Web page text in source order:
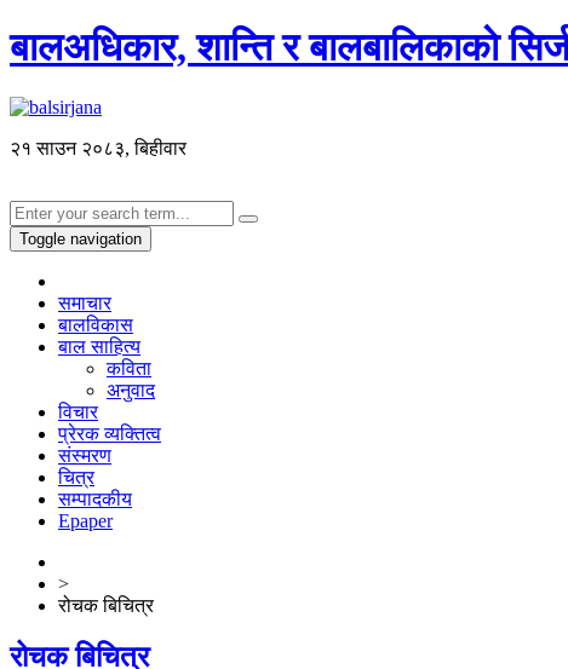
बालअधिकार, शान्ति र बालबालिकाकाे
२१ साउन २०८३, बिहीवार
Toggle navigation
समाचार
बालविकास
बाल साहित्य
कविता
अनुवाद
विचार
प्रेरक व्यक्तित्व
संस्मरण
चित्र
सम्पादकीय
Epaper
>
रोचक बिचित्र
रोचक बिचित्र